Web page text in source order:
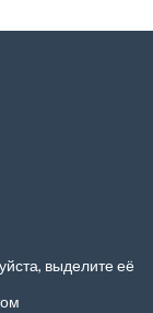
выделите её